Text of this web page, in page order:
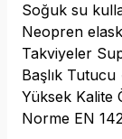
Soğuk su
Neopren
Takviyeler
Başlık Tutucu
Yüksek Kalite
Norme EN